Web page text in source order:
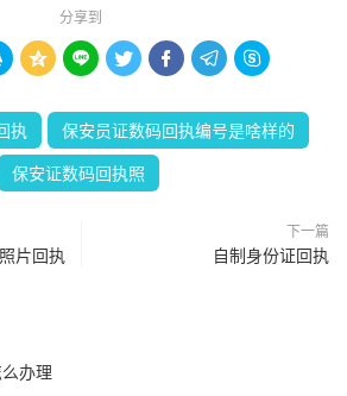
分享到
     
执 保安员证数码回执编号是啥样的
保安证数码回执照
片回执
下一篇
自制身份证回执
办理